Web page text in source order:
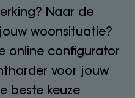
Naar de
woonsituatie?
online configurator
voor jouw
beste keuze